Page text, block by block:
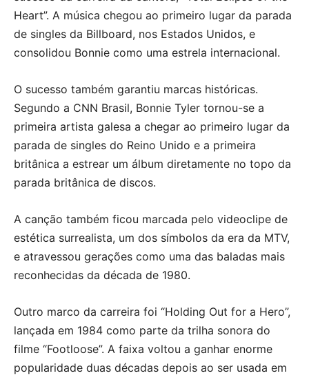
Heart”. A música chegou ao primeiro lugar da parada
de singles da Billboard, nos Estados Unidos, e
consolidou Bonnie como uma estrela internacional.
O sucesso também garantiu marcas históricas.
Segundo a CNN Brasil, Bonnie Tyler tornou-se a
primeira artista galesa a chegar ao primeiro lugar da
parada de singles do Reino Unido e a primeira
britânica a estrear um álbum diretamente no topo da
parada britânica de discos.
A canção também ficou marcada pelo videoclipe de
estética surrealista, um dos símbolos da era da MTV,
e atravessou gerações como uma das baladas mais
reconhecidas da década de 1980.
Outro marco da carreira foi “Holding Out for a Hero”,
lançada em 1984 como parte da trilha sonora do
filme “Footloose”. A faixa voltou a ganhar enorme
popularidade duas décadas depois ao ser usada em